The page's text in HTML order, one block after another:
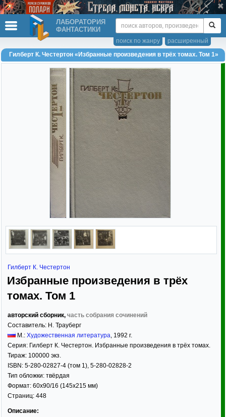
ЛАБОРАТОРИЯ
ФАНТАСТИКИ
расширенный
поиск по жанру
Гилберт К. Честертон «Избранные произведения в трёх томах. Том 1»
Гилберт К. Честертон
Избранные произведения в трёх
томах. Том 1
авторский сборник, часть собрания сочинений
Составитель: Н. Трауберг
М.: Художественная литература, 1992 г.
Серия: Гилберт К. Честертон. Избранные произведения в трёх томах.
Тираж: 100000 экз.
ISBN: 5-280-02827-4 (том 1), 5-280-02828-2
Тип обложки: твёрдая
Формат: 60x90/16 (145x215 мм)
Страниц: 448
Описание: